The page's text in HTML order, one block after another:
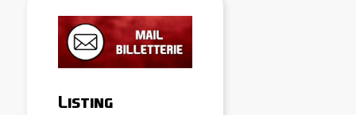
Listing